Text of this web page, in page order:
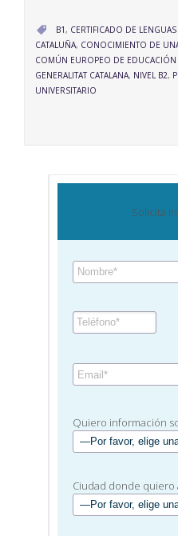
 CATEGORY
B1, CERTIFICADO DE
CATALUÑA, CONOCIMIENTO DE
COMÚN EUROPEO DE EDUCACIÓN
GENERALITAT CATALANA, NIVEL B2,
UNIVERSITARIO
Solicita
Quiero información
Ciudad donde